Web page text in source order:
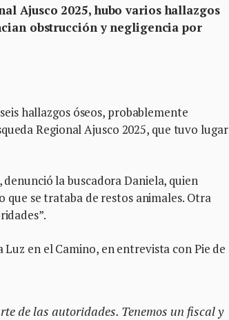
Ajusco 2025, hubo varios hallazgos
obstrucción y negligencia por
hallazgos óseos, probablemente
Regional Ajusco 2025, que tuvo lugar
la buscadora Daniela, quien
que se trataba de restos animales. Otra
en el Camino, en entrevista con Pie de
de las autoridades. Tenemos un fiscal y